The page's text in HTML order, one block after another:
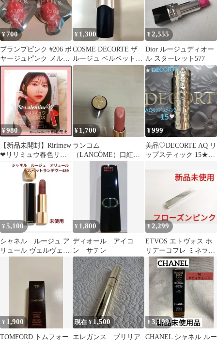
¥700
プランプピンク #206 ボ
ヤージュピンク メルテ
ィーリップ ルージュ
プランプ
¥ 1,300
COSME DECORTE ザ
ルージュ ベルベット
PK800
¥2,555
Dior ルージュディオー
ル スターレット577
¥980
【新品未開封】Ririmew
❤リリミュウ春色リッ
プ01 パピーレッド指原
莉乃付録
¥ 1,700
ランコム
（LANCÔME）口紅
「ラプソリュ ルージュ
クリーム」331番
¥999
美品♡DECORTE AQ リ
ップスティック 15★デ
¥ 5,100
シャネル ルージュ ア
リュール ヴェルヴェッ
¥ 1,800
ディオール アイコ
ン サテン
¥2,299
ETVOS エトヴォス ホ
リデーコフレ ミネラル
シアールージュ フロー
ズンピンク
¥ 1,900
TOMFORD トムフォー
現在 ¥1,500
エレガンス ブリリア
¥3,199
CHANEL シャネル ルー